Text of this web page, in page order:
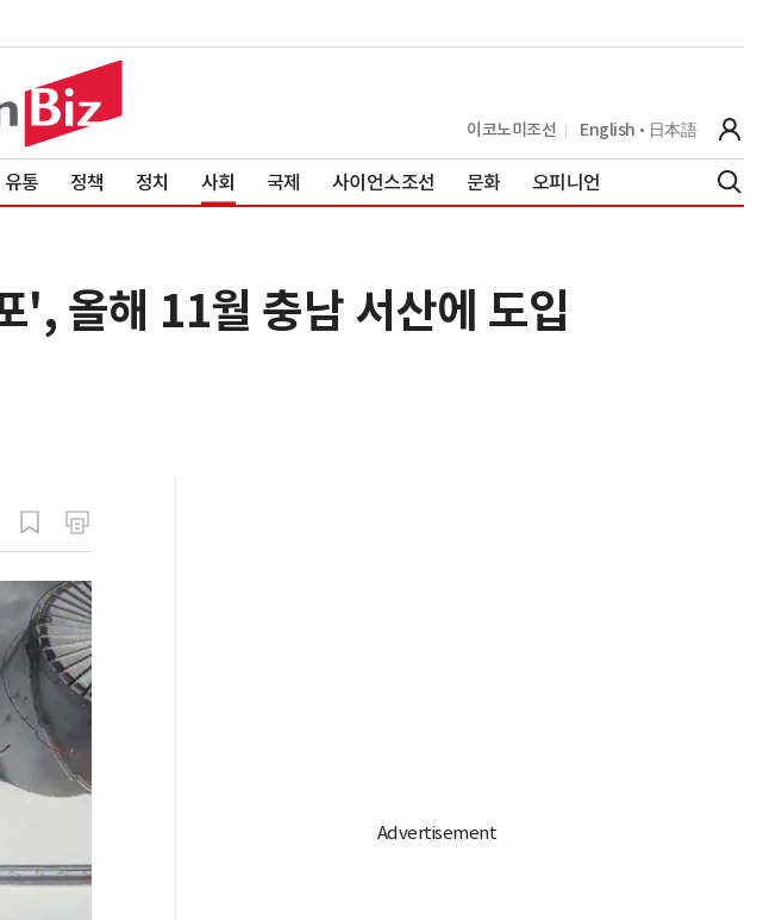
이코노미조선 English 日本語
유통 정책 정치 사회 국제 사이언스조선 문화 오피니언
', 올해 11월 충남 서산에 도입